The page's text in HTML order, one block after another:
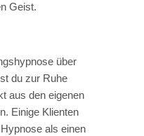
Geist.
über
du zur Ruhe
aus den eigenen
Einige Klienten
als einen